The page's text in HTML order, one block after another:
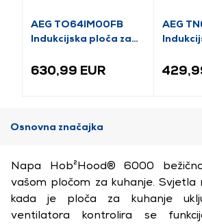
AEG TO64IM00FB
Indukcijska ploča za
630,99 EUR
AEG
Osnovna značajka
Napa Hob²Hood® 6000
vašom pločom za kuhanje. Svjetla
kada je ploča za kuhanje
ventilatora kontrolira se